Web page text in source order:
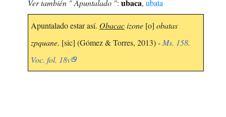
Ver también " Apuntalado ": ubaca, ubata
Apuntalado estar así. Obacacizone [o] obatas
zpquane. [sic] (Gómez & Torres, 2013) - Ms. 158.
Voc. fol. 18v